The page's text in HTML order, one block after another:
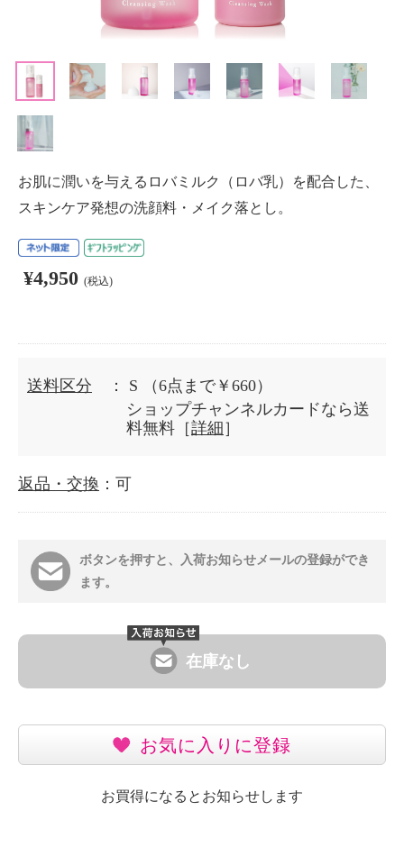
お肌に潤いを与えるロバミルク（ロバ乳）を配合した、
スキンケア発想の洗顔料・メイク落とし。
¥4,950 (税込)
送料区分 ： S
（6点まで￥660）
ショップチャンネルカードなら送
料無料［詳細 ］
返品・交換 ：可
ボタンを押すと、入荷お知らせメールの登録ができ
ます。
在庫なし
お気に入りに登録
お買得になるとお知らせします